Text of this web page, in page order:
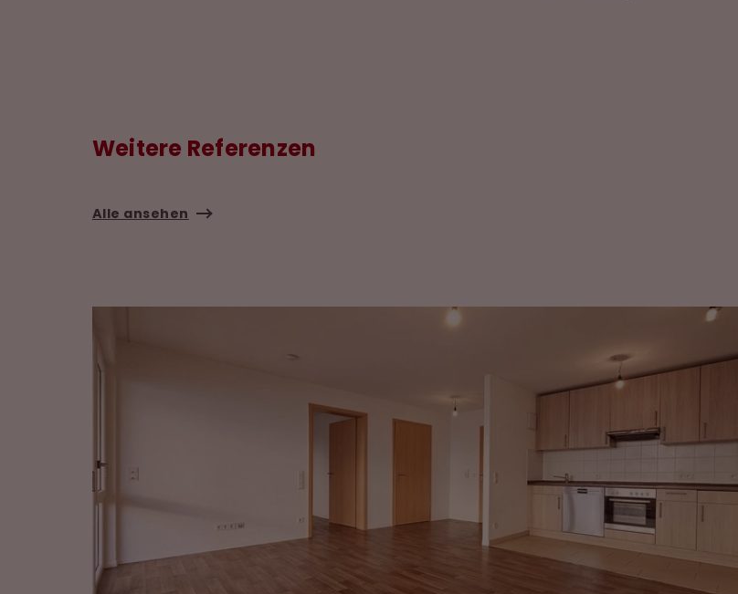
Weitere Referenzen
Alle ansehen